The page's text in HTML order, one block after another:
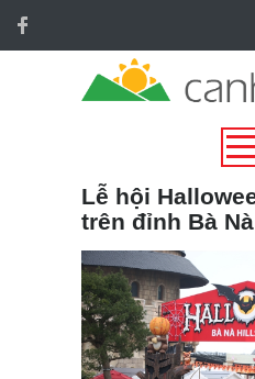
Lễ hội
trên đỉnh Bà Nà